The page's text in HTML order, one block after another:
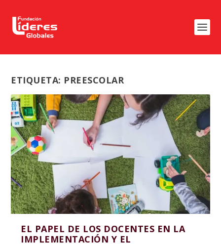
ETIQUETA: PREESCOLAR
EL PAPEL DE LOS DOCENTES EN LA
IMPLEMENTACIÓN Y EL